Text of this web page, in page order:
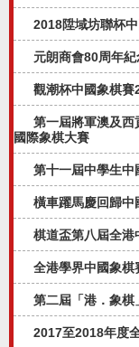
2018陞域坊聯杯
元朗商會80周年
觀潮杯中國象棋賽
第一屆將軍澳及西
國際象棋大賽
第十一屆中學生中
橫車躍馬慶回歸中
棋道盃第八屆全
全港學界中國象
第二屆「港．象棋
2017至2018年度